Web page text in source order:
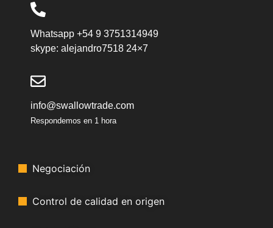
Whatsapp +54 9 3751314949
skype: alejandro7518 24×7
info@swallowtrade.com
Respondemos en 1 hora
Negociación
Control de calidad en origen